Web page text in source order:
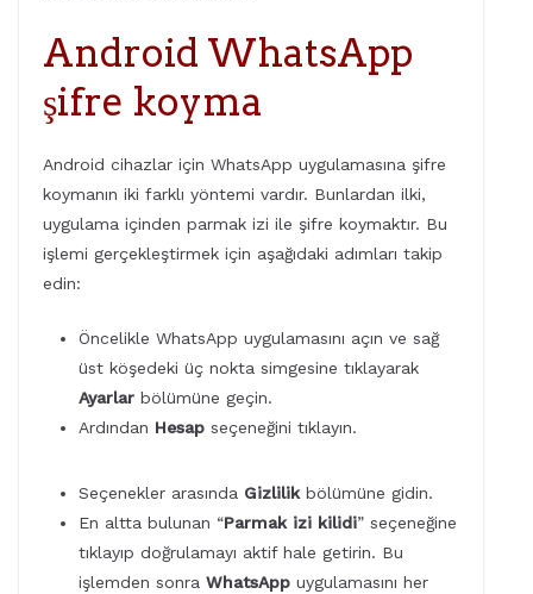
Android WhatsApp
şifre koyma
Android cihazlar için WhatsApp uygulamasına şifre
koymanın iki farklı yöntemi vardır. Bunlardan ilki,
uygulama içinden parmak izi ile şifre koymaktır. Bu
işlemi gerçekleştirmek için aşağıdaki adımları takip
edin:
Öncelikle WhatsApp uygulamasını açın ve sağ
üst köşedeki üç nokta simgesine tıklayarak
Ayarlar bölümüne geçin.
Ardından Hesap seçeneğini tıklayın.
Seçenekler arasında Gizlilikbölümüne gidin.
En altta bulunan “Parmak izi kilidi” seçeneğine
tıklayıp doğrulamayı aktif hale getirin. Bu
işlemden sonra WhatsApp uygulamasını her